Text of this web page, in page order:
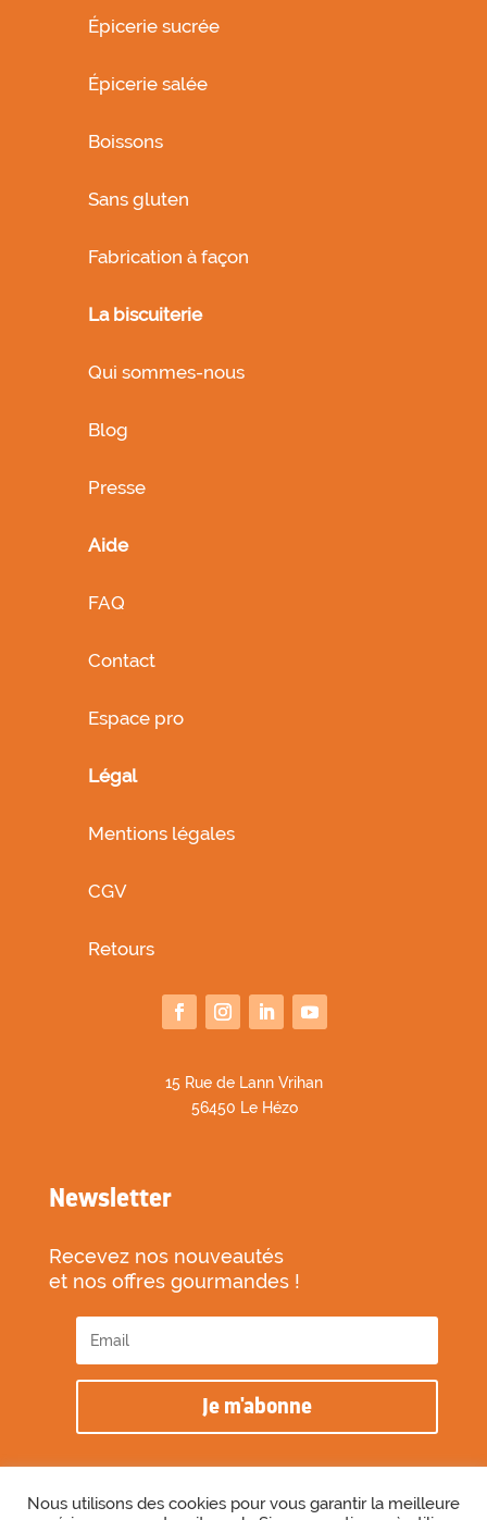
Épicerie sucrée
Épicerie salée
Boissons
Sans gluten
Fabrication à façon
La biscuiterie
Qui sommes-nous
Blog
Presse
Aide
FAQ
Contact
Espace pro
Légal
Mentions légales
CGV
Retours
15 Rue de Lann Vrihan
56450 Le Hézo
Newsletter
Recevez nos nouveautés
et nos offres gourmandes !
Je m'abonne
Nous utilisons des cookies pour vous garantir la meilleure